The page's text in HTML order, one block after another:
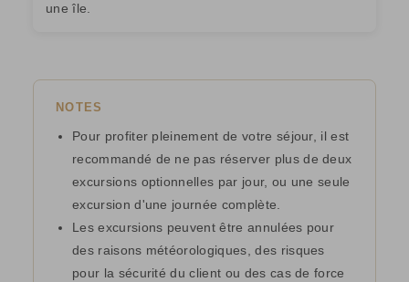
une île.
NOTES
Pour profiter pleinement de votre séjour, il est
recommandé de ne pas réserver plus de deux
excursions optionnelles par jour, ou une seule
excursion d'une journée complète.
Les excursions peuvent être annulées pour
des raisons météorologiques, des risques
pour la sécurité du client ou des cas de force